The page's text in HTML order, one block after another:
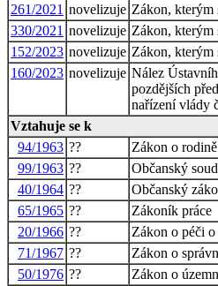
261/2021 novelizuje Zákon, kterým
330/2021 novelizuje Zákon, kterým
152/2023 novelizuje Zákon, kterým
160/2023 novelizuje Nález
pozdějších
nařízení vlády
Vztahuje se k
94/1963 ??
Zákon o rodině
99/1963 ??
Občanský
40/1964 ??
Občanský
65/1965 ??
Zákoník práce
20/1966 ??
Zákon o péči
71/1967 ??
Zákon o
50/1976 ??
Zákon o